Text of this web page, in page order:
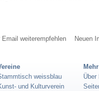
Email weiterempfehlen Neuen
weissblau
und Kulturverein
Mehr
Über